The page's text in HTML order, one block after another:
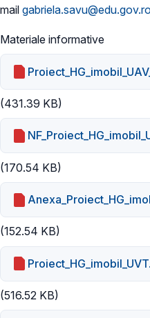
mail gabriela.savu@edu.gov.ro
Materiale informative
(431.39 KB)
(170.54 KB)
(152.54 KB)
(516.52 KB)